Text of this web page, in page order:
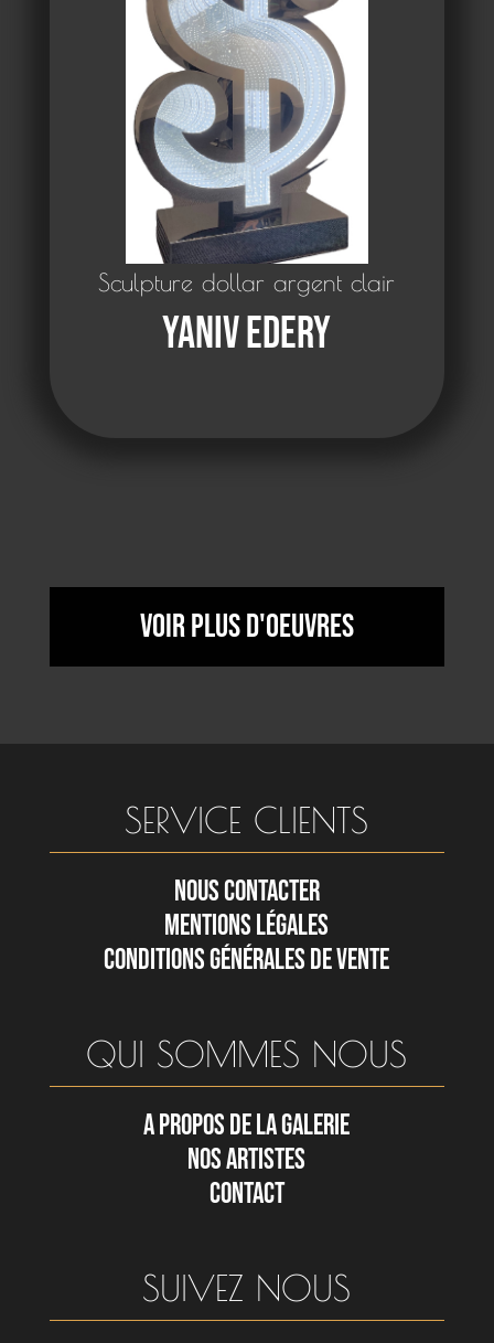
Sculpture dollar argent clair
Yaniv Edery
Voir plus d'oeuvres
SERVICE CLIENTS
NOUS CONTACTER
MENTIONS LÉGALES
CONDITIONS GÉNÉRALES DE VENTE
QUI SOMMES NOUS
A PROPOS DE LA GALERIE
NOS ARTISTES
CONTACT
SUIVEZ NOUS